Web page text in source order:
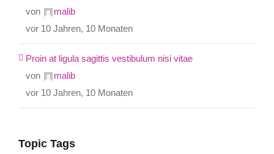
von
malib
vor 10 Jahren, 10 Monaten
Proin at ligula sagittis vestibulum nisi vitae
von
malib
vor 10 Jahren, 10 Monaten
Topic Tags